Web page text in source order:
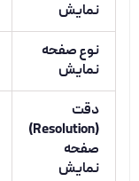
نمایش
نوع صفحه
نمایش
دقت
(Resolution)
صفحه
نمایش